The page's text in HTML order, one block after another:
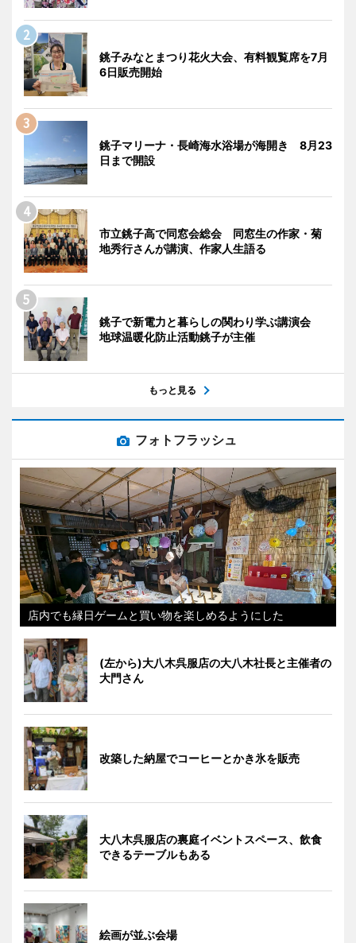
銚子みなとまつり花火大会、有料観覧席を7月
6日販売開始
銚子マリーナ・長崎海水浴場が海開き 8月23
日まで開設
市立銚子高で同窓会総会 同窓生の作家・菊
地秀行さんが講演、作家人生語る
銚子で新電力と暮らしの関わり学ぶ講演会
地球温暖化防止活動銚子が主催
もっと見る
フォトフラッシュ
店内でも縁日ゲームと買い物を楽しめるようにした
(左から)大八木呉服店の大八木社長と主催者の
大門さん
改築した納屋でコーヒーとかき氷を販売
大八木呉服店の裏庭イベントスペース、飲食
できるテーブルもある
絵画が並ぶ会場